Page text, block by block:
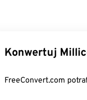
Konwertuj
FreeConvert.com